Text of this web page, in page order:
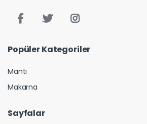
Popüler Kategoriler
Mantı
Makarna
Sayfalar